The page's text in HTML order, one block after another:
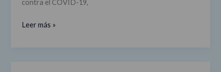
contra el COVID-19,
crisis
Leer más »